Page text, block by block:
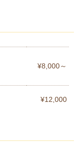
¥8,000～
¥12,000